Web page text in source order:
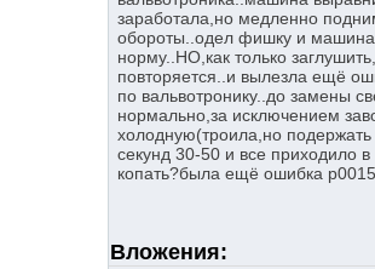
заработала,но медленно
обороты..одел фишку и
норму..НО,как только
повторяется..и вылезла ещё
по вальвотронику..до замены
нормально,за исключением
холодную(троила,но
секунд 30-50 и все приходило
копать?была ещё ошибка
Вложения: